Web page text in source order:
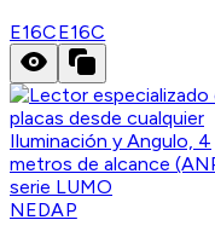
E16CE16C
NEDAP